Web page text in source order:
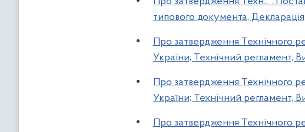
типового документа,
Про затвердження Технічного
України; Технічний регламент,
Про затвердження Технічного
України; Технічний регламент,
Про затвердження Технічного